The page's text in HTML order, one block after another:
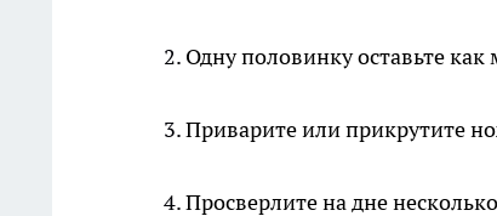
Одну половинку оставьте
Приварите или прикрутите
Просверлите на дне